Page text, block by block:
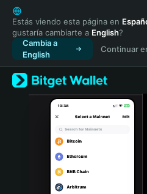
English
日本語
Tiếng Việt
Русский
Español (Latinoamérica)
Türkçe
Italiano
Português (Portugal)
Bahasa Indonesia
Estás viendo esta página en
gustaría cambiarte a English?
Cambia a
English
Continuar